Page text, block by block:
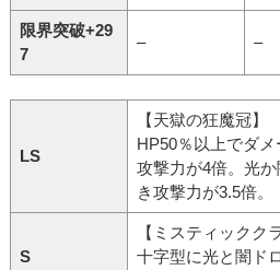
限界突破+29
7
– –
LS
【天獄の狂魔冠】
HP50％以上でダメ
攻撃力が4倍。光
き攻撃力が3.5倍。
S
【ミスティックク
十字型に光と闇ド